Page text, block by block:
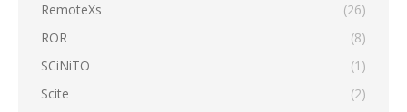
RemoteXs
(26)
ROR
(8)
SCiNiTO
(1)
Scite
(2)